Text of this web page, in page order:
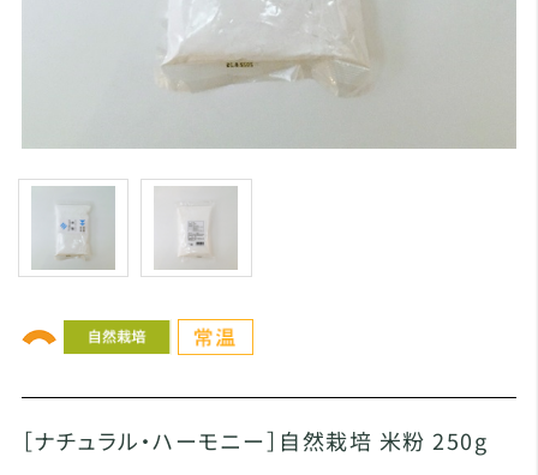
［ナチュラル・ハーモニー］自然栽培 米粉 250g